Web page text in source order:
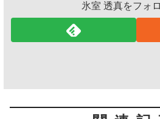
氷室 透真をフォ